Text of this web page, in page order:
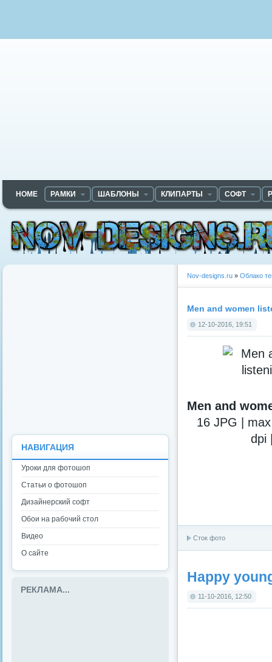
HOME РАМКИ ШАБЛОНЫ КЛИПАРТЫ СОФТ
Nov-designs.ru » Облако
Men and women
12-10-2016, 19:51
Men and
16 JPG |
dpi
Сток фото
Happy
11-10-2016, 12:50
НАВИГАЦИЯ
Уроки для фотошоп
Статьи о фотошоп
Дизайнерский софт
Обои на рабочий стол
Видео
О сайте
РЕКЛАМА...